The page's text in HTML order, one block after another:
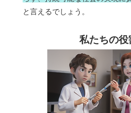
と言えるでしょう。
私たちの役